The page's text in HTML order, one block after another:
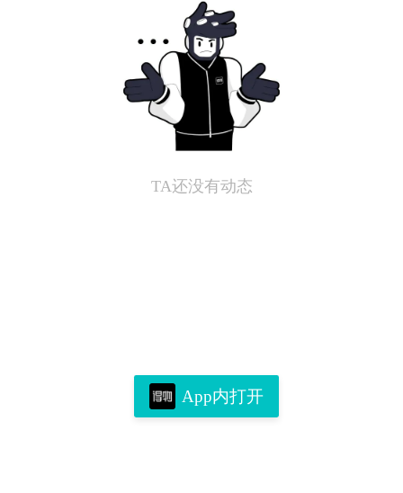
App内打开
TA还没有动态